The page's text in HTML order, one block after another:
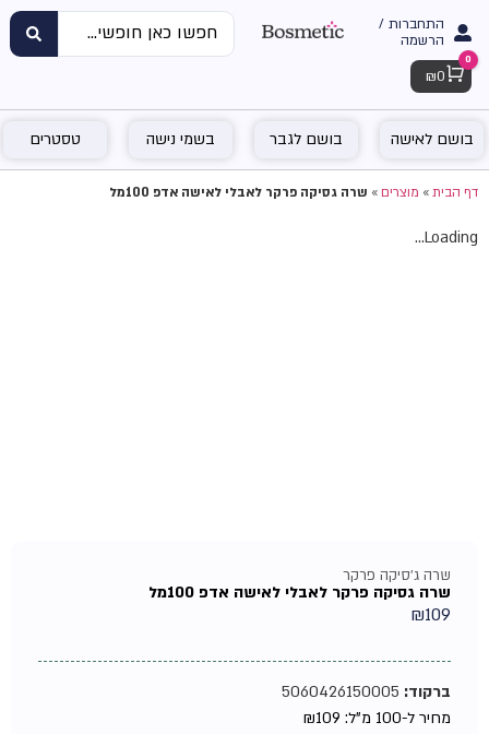
התחברות /
הרשמה
Cart
0
₪ 0
בושם לאישה בושם לגבר בשמי נישה טסטרים
דף הבית»מוצרים»שרה גסיקה פרקר לאבלי לאישה אדפ 100מל
Loading...
שרה ג'סיקה פרקר
שרה גסיקה פרקר לאבלי לאישה אדפ 100מל
₪109
ברקוד:5060426150005
מחיר ל-100 מ"ל:
₪109